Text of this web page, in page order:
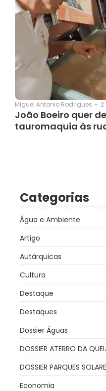
Miguel Antonio Rodrigues - 2
João Boeiro quer
tauromaquia às
Categorias
Água e Ambiente
Artigo
Autárquicas
Cultura
Destaque
Destaques
Dossier Águas
DOSSIER ATERRO DA
DOSSIER PARQUES
Economia